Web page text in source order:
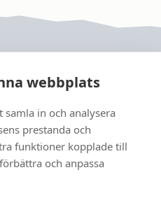
webbplats
samla in och analysera
prestanda och
funktioner kopplade till
och anpassa